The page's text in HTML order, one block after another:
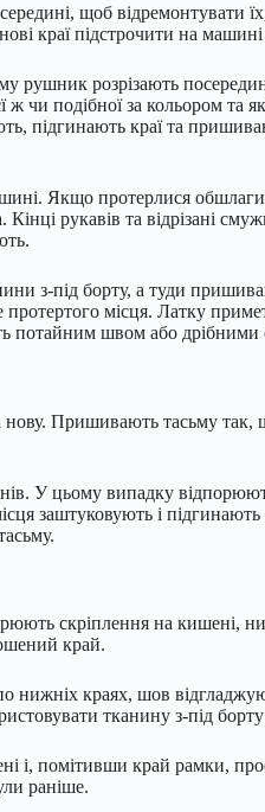
щоб відремонтувати
краї підстрочити на
рушник розрізають
ж чи подібної за кольором
підгинають краї та
Якщо протерлися обшлаги
рукавів та відрізані
з-під борту, а туди
протертого місця. Латку
потайним швом або дрібними
нову. Пришивають тасьму
У цьому випадку
заштуковують і
скріплення на кишені,
край.
нижніх краях, шов
тканину з-під
помітивши край рамки,
раніше.